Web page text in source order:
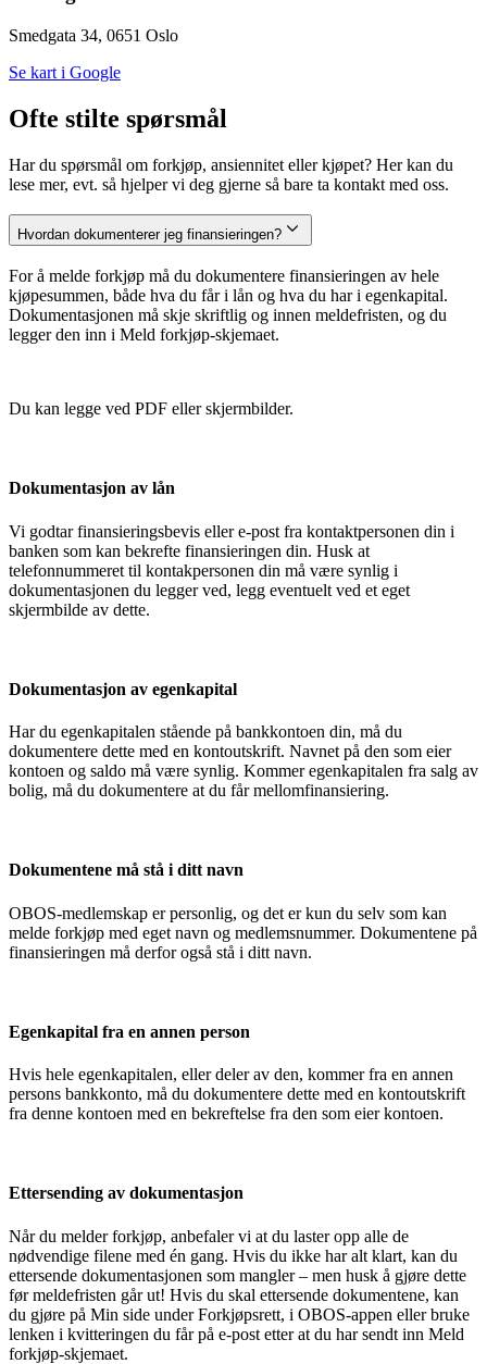
Smedgata 34, 0651 Oslo
Se kart i Google
Ofte stilte spørsmål
Har du spørsmål om forkjøp, ansiennitet eller kjøpet? Her kan du
lese mer, evt. så hjelper vi deg gjerne så bare ta kontakt med oss.
Hvordan dokumenterer jeg finansieringen?
For å melde forkjøp må du dokumentere finansieringen av hele
kjøpesummen, både hva du får i lån og hva du har i egenkapital.
Dokumentasjonen må skje skriftlig og innen meldefristen, og du
legger den inn i Meld forkjøp-skjemaet.
Du kan legge ved PDF eller skjermbilder.
Dokumentasjon av lån
Vi godtar finansieringsbevis eller e-post fra kontaktpersonen din i
banken som kan bekrefte finansieringen din. Husk at
telefonnummeret til kontakpersonen din må være synlig i
dokumentasjonen du legger ved, legg eventuelt ved et eget
skjermbilde av dette.
Dokumentasjon av egenkapital
Har du egenkapitalen stående på bankkontoen din, må du
dokumentere dette med en kontoutskrift. Navnet på den som eier
kontoen og saldo må være synlig. Kommer egenkapitalen fra salg av
bolig, må du dokumentere at du får mellomfinansiering.
Dokumentene må stå i ditt navn
OBOS-medlemskap er personlig, og det er kun du selv som kan
melde forkjøp med eget navn og medlemsnummer. Dokumentene på
finansieringen må derfor også stå i ditt navn.
Egenkapital fra en annen person
Hvis hele egenkapitalen, eller deler av den, kommer fra en annen
persons bankkonto, må du dokumentere dette med en kontoutskrift
fra denne kontoen med en bekreftelse fra den som eier kontoen.
Ettersending av dokumentasjon
Når du melder forkjøp, anbefaler vi at du laster opp alle de
nødvendige filene med én gang. Hvis du ikke har alt klart, kan du
ettersende dokumentasjonen som mangler – men husk å gjøre dette
før meldefristen går ut! Hvis du skal ettersende dokumentene, kan
du gjøre på Min side under Forkjøpsrett, i OBOS-appen eller bruke
lenken i kvitteringen du får på e-post etter at du har sendt inn Meld
forkjøp-skjemaet.